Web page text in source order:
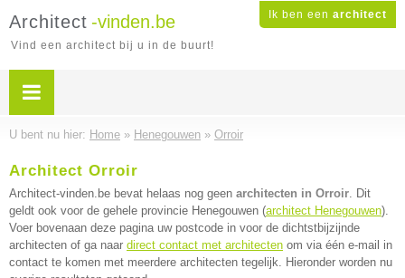
Ik ben een architect
Architect -vinden.be
Vind een architect bij u in de buurt!
U bent nu hier: Home » Henegouwen » Orroir
Architect Orroir
Architect-vinden.be bevat helaas nog geen architecten in Orroir. Dit
geldt ook voor de gehele provincie Henegouwen (architect Henegouwen).
Voer bovenaan deze pagina uw postcode in voor de dichtstbijzijnde
architecten of ga naar direct contact met architecten om via één e-mail in
contact te komen met meerdere architecten tegelijk. Hieronder worden nu